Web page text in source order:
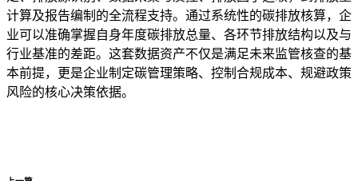
计算及报告编制的全流程支持。通过系统性的碳排放核算，企
业可以准确掌握自身年度碳排放总量、各环节排放结构以及与
行业基准的差距。这套数据资产不仅是满足未来监管核查的基
本前提，更是企业制定碳管理策略、控制合规成本、规避政策
风险的核心决策依据。